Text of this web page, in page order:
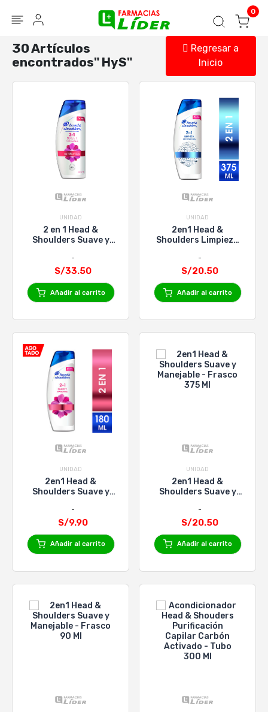
Seguir mi pedido 0
30 Artículos
encontrados" HyS"
Regresar a
Inicio
UNIDAD
2 en 1 Head &
Shoulders Suave y
650 Ml
S/33.50
Añadir al carrito
UNIDAD
2en1 Head &
Shoulders Limpieza
375 Ml
S/20.50
Añadir al carrito
UNIDAD
2en1 Head &
Shoulders Suave y
180 Ml
S/9.90
Añadir al carrito
UNIDAD
2en1 Head &
Shoulders Suave y
375 Ml
S/20.50
Añadir al carrito